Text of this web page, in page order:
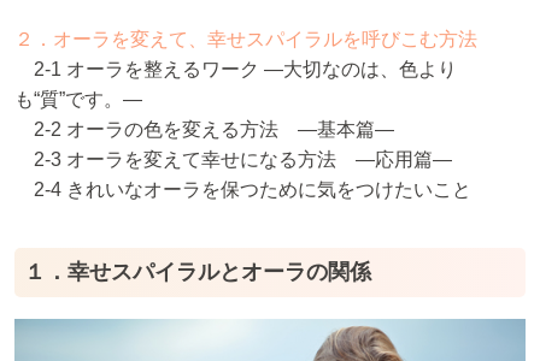
２．オーラを変えて、幸せスパイラルを呼びこむ方法
2-1 オーラを整えるワーク ―大切なのは、色より
も“質”です。―
2-2 オーラの色を変える方法 ―基本篇―
2-3 オーラを変えて幸せになる方法 ―応用篇―
2-4 きれいなオーラを保つために気をつけたいこと
１．幸せスパイラルとオーラの関係